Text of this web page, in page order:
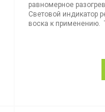
равномерное
Световой индикатор
воска к применению.